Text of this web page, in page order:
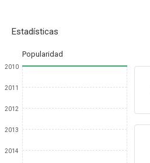
Estadísticas
Popularidad
2010
2011
2012
2013
2014